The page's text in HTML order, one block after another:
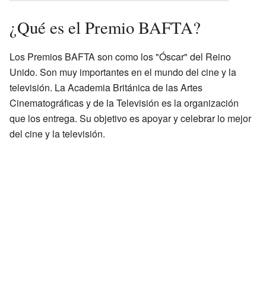
¿Qué es el Premio BAFTA?
Los Premios BAFTA son como los "Óscar" del Reino
Unido. Son muy importantes en el mundo del cine y la
televisión. La Academia Británica de las Artes
Cinematográficas y de la Televisión es la organización
que los entrega. Su objetivo es apoyar y celebrar lo mejor
del cine y la televisión.